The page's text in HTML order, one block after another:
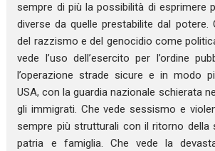
sempre di più la possibilità di esprimere
diverse da quelle prestabilite dal potere.
del razzismo e del genocidio come
vede l’uso dell’esercito per l’ordine
l’operazione strade sicure e in modo
USA, con la guardia nazionale schierata
gli immigrati. Che vede sessismo e
sempre più strutturali con il ritorno della
patria e famiglia. Che vede la